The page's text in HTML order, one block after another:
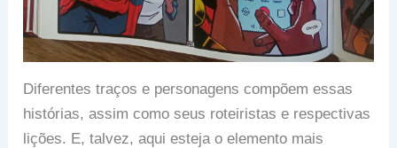
Diferentes traços e personagens compõem essas
histórias, assim como seus roteiristas e respectivas
lições. E, talvez, aqui esteja o elemento mais